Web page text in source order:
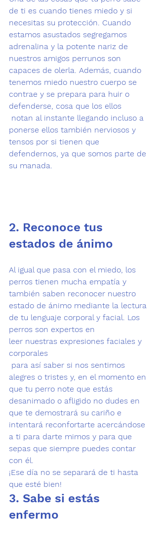
de ti es cuando tienes miedo y si
necesitas su protección. Cuando
estamos asustados segregamos
adrenalina y la potente nariz de
nuestros amigos perrunos son
capaces de olerla. Además, cuando
tenemos miedo nuestro cuerpo se
contrae y se prepara para huir o
defenderse, cosa que los ellos
notan al instante llegando incluso a
ponerse ellos también nerviosos y
tensos por si tienen que
defendernos, ya que somos parte de
su manada.
2. Reconoce tus
estados de ánimo
Al igual que pasa con el miedo, los
perros tienen mucha empatía y
también saben reconocer nuestro
estado de ánimo mediante la lectura
de tu lenguaje corporal y facial. Los
perros son expertos en
leer nuestras expresiones faciales y
corporales
alegres o tristes y, en el momento en
que tu perro note que estás
desanimado o afligido no dudes en
que te demostrará su cariño e
intentará reconfortarte acercándose
a ti para darte mimos y para que
sepas que siempre puedes contar
con él.
¡Ese día no se separará de ti hasta
que esté bien!
3. Sabe si estás
enfermo